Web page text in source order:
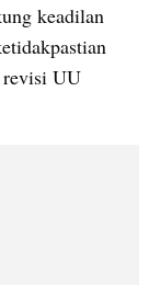
keadilan
revisi UU